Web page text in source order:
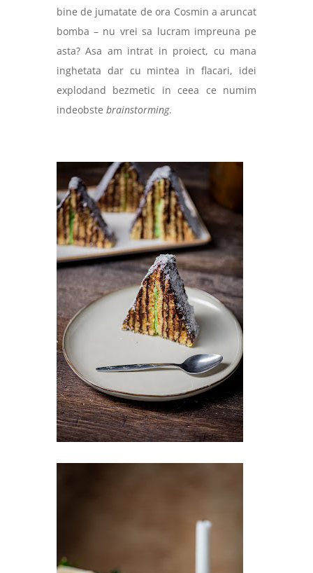
bine de jumatate de ora Cosmin a aruncat
bomba – nu vrei sa lucram impreuna pe
asta? Asa am intrat in proiect, cu mana
inghetata dar cu mintea in flacari, idei
explodand bezmetic in ceea ce numim
indeobste brainstorming.